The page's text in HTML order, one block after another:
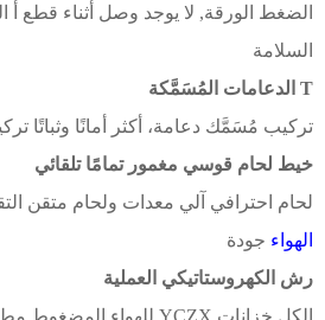
الضغط الورقة, لا يوجد وصل أثناء قطع
السلامة
T الدعامات المُسَمَّكة
تركيب مُسَمَّك دعامة، أكثر أمانًا وثباتًا
خيط لحام قوسي مغمور تمامًا تلقائي
لحام احترافي آلي معدات ولحام متقن
الهواء جودة
رش الكهروستاتيكي العملية
الكل خزانات YCZX للهواء المضغوط